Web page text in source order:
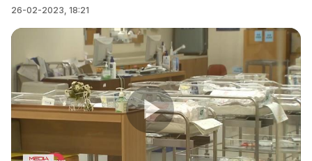
26-02-2023, 18:21
Play